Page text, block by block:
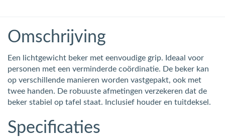
Omschrijving
Een lichtgewicht beker met eenvoudige grip. Ideaal voor
personen met een verminderde coördinatie. De beker kan
op verschillende manieren worden vastgepakt, ook met
twee handen. De robuuste afmetingen verzekeren dat de
beker stabiel op tafel staat. Inclusief houder en tuitdeksel.
Specificaties